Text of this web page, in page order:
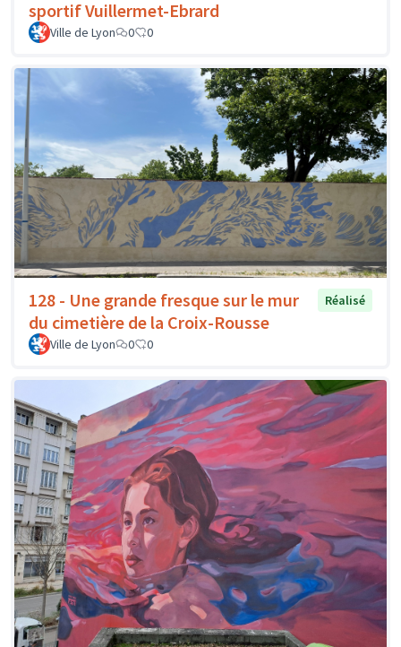
sportif Vuillermet-Ebrard
Ville de Lyon 0 0
128 - Une grande fresque sur le mur
du cimetière de la Croix-Rousse
Réalisé
Ville de Lyon 0 0